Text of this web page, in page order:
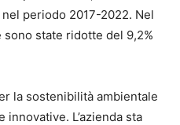
periodo 2017-2022. Nel
state ridotte del 9,2%
la sostenibilità ambientale
L’azienda sta